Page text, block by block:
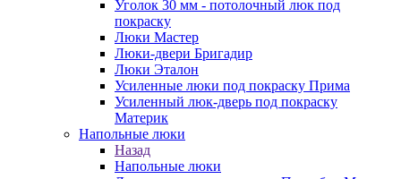
Уголок 30 мм - потолочный люк под
покраску
Люки Мастер
Люки-двери Бригадир
Люки Эталон
Усиленные люки под покраску Прима
Усиленный люк-дверь под покраску
Материк
Напольные люки
Назад
Напольные люки